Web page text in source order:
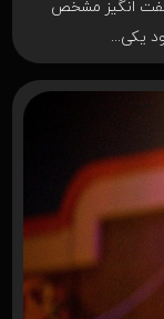
انگیز مشخص
یکی...